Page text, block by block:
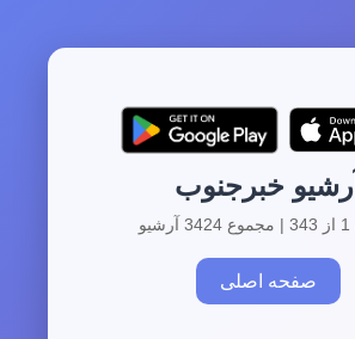
آرشیو خبرجنوب
صفحه اصلی